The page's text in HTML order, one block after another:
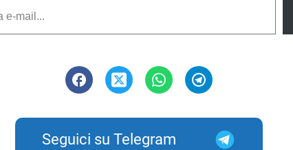
Seguici su Telegram